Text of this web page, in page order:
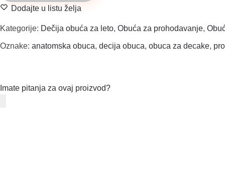
količina
Dodajte u listu želja
Kategorije: Dečija obuća za leto, Obuća za prohodavanje,
Oznake: anatomska obuca, decija obuca, obuca za decake,
Imate pitanja za ovaj proizvod?